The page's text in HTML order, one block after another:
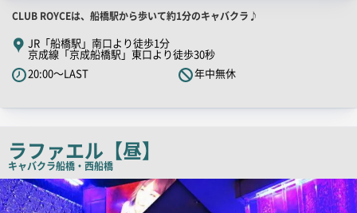
店
舗
PR
キ
ッ
コ
ピ
ー
CLUB ROYCEは、船橋駅から歩いて約1分のキャバクラ♪
JR「船橋駅」南口より徒歩1分
京成線「京成船橋駅」東口より徒歩30秒
20:00～LAST
年中無休
ラファエル【昼】
キャバクラ船橋・西船橋
店
舗
PR